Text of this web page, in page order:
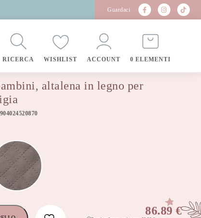
Guardaci
RICERCA WISHLIST ACCOUNT 0 ELEMENTI
altalena in legno per
86.89€